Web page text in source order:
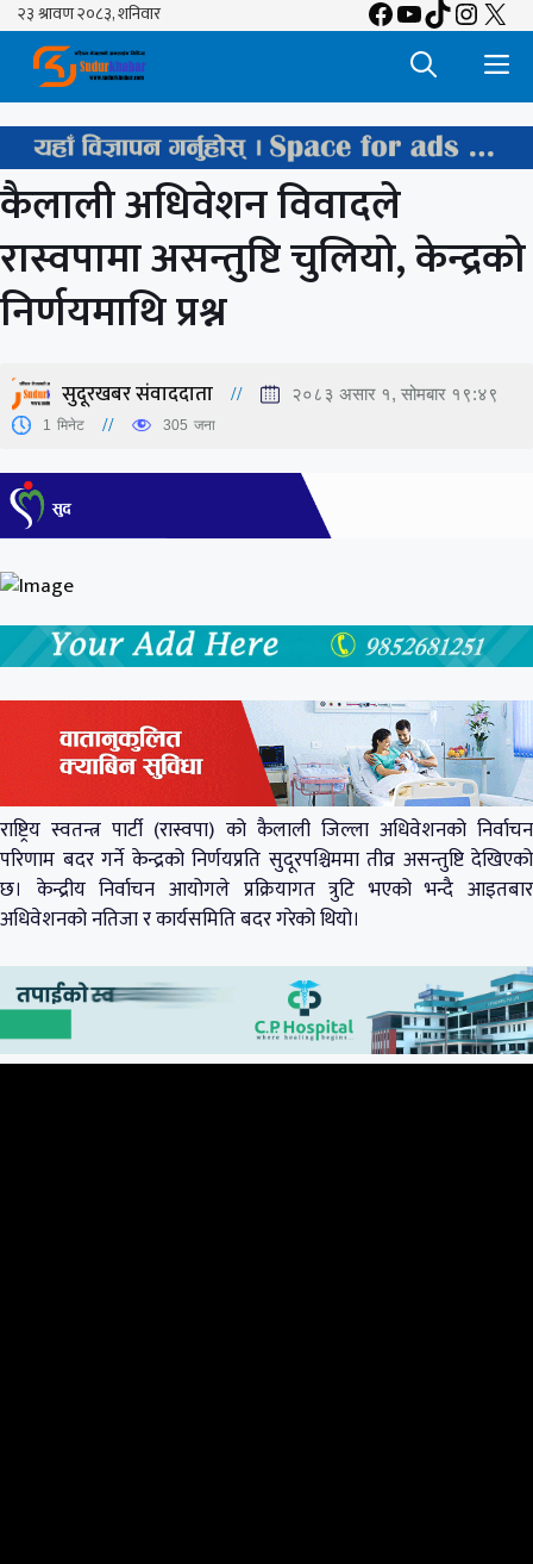
Skip
content
Facebook
YouTube
TikTok
X
कैलाली अधिवेशन विवादले
रास्वपामा असन्तुष्टि चुलियो, केन्द्रको
निर्णयमाथि प्रश्न
सुदूरखबर संवाददाता २०८३ असार १, सोमबार १९:४९
1 मिनेट 305 जना
राष्ट्रिय स्वतन्त्र पार्टी (रास्वपा) को कैलाली जिल्ला अधिवेशनको निर्वाचन
परिणाम बदर गर्ने केन्द्रको निर्णयप्रति सुदूरपश्चिममा तीव्र असन्तुष्टि देखिएको
छ। केन्द्रीय निर्वाचन आयोगले प्रक्रियागत त्रुटि भएको भन्दै आइतबार
अधिवेशनको नतिजा र कार्यसमिति बदर गरेको थियो।